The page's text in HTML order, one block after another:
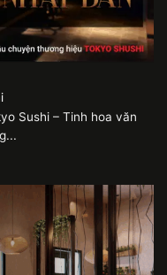
Sushi – Tinh hoa văn